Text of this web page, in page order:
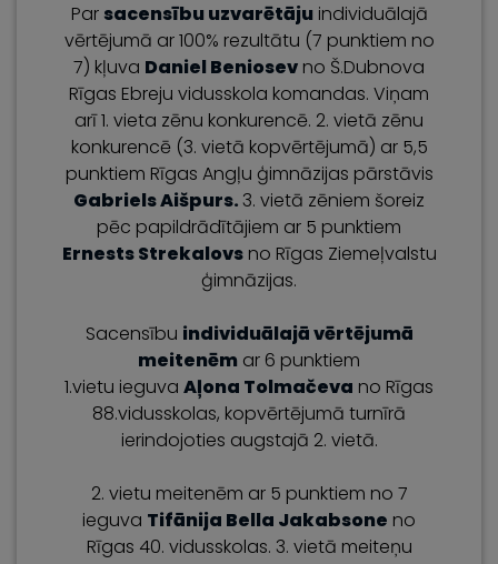
Par sacensību uzvarētājuindividuālajā
vērtējumā ar 100% rezultātu (7 punktiem no
7) kļuva Daniel Beniosev no Š.Dubnova
Rīgas Ebreju vidusskola komandas. Viņam
arī 1. vieta zēnu konkurencē. 2. vietā zēnu
konkurencē (3. vietā kopvērtējumā) ar 5,5
punktiem Rīgas Angļu ģimnāzijas pārstāvis
Gabriels Aišpurs.3. vietā zēniem šoreiz
pēc papildrādītājiem ar 5 punktiem
Ernests Strekalovsno Rīgas Ziemeļvalstu
ģimnāzijas.
Sacensību individuālajā vērtējumā
meitenēm ar 6 punktiem
1.vietu ieguva Aļona Tolmačeva no Rīgas
88.vidusskolas, kopvērtējumā turnīrā
ierindojoties augstajā 2. vietā.
2. vietu meitenēm ar 5 punktiem no 7
ieguva Tifānija Bella Jakabsone no
Rīgas 40. vidusskolas. 3. vietā meiteņu